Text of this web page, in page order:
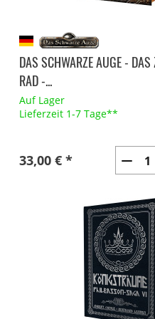
DAS SCHWARZE AUGE - DAS
RAD -...
Auf Lager
Lieferzeit 1-7 Tage**
33,00 € *